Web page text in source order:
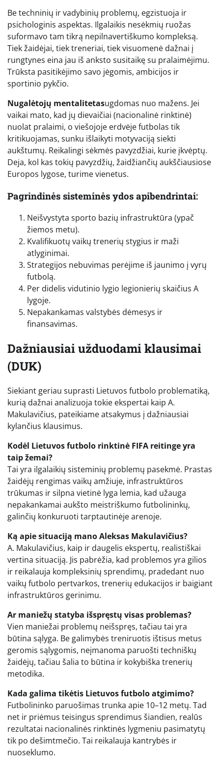
Be techninių ir vadybinių problemų, egzistuoja ir
psichologinis aspektas. Ilgalaikis nesėkmių ruožas
suformavo tam tikrą nepilnavertiškumo kompleksą.
Tiek žaidėjai, tiek treneriai, tiek visuomenė dažnai į
rungtynes eina jau iš anksto susitaikę su pralaimėjimu.
Trūksta pasitikėjimo savo jėgomis, ambicijos ir
sportinio pykčio.
Nugalėtojų mentalitetasugdomas nuo mažens. Jei
vaikai mato, kad jų dievaičiai (nacionalinė rinktinė)
nuolat pralaimi, o viešojoje erdvėje futbolas tik
kritikuojamas, sunku išlaikyti motyvaciją siekti
aukštumų. Reikalingi sėkmės pavyzdžiai, kurie įkvėptų.
Deja, kol kas tokių pavyzdžių, žaidžiančių aukščiausiose
Europos lygose, turime vienetus.
Pagrindinės sisteminės ydos apibendrintai:
Neišvystyta sporto bazių infrastruktūra (ypač
žiemos metu).
Kvalifikuotų vaikų trenerių stygius ir maži
atlyginimai.
Strategijos nebuvimas perėjime iš jaunimo į vyrų
futbolą.
Per didelis vidutinio lygio legionierių skaičius A
lygoje.
Nepakankamas valstybės dėmesys ir
finansavimas.
Dažniausiai užduodami klausimai
(DUK)
Siekiant geriau suprasti Lietuvos futbolo problematiką,
kurią dažnai analizuoja tokie ekspertai kaip A.
Makulavičius, pateikiame atsakymus į dažniausiai
kylančius klausimus.
Kodėl Lietuvos futbolo rinktinė FIFA reitinge yra
taip žemai?
Tai yra ilgalaikių sisteminių problemų pasekmė. Prastas
žaidėjų rengimas vaikų amžiuje, infrastruktūros
trūkumas ir silpna vietinė lyga lemia, kad užauga
nepakankamai aukšto meistriškumo futbolininkų,
galinčių konkuruoti tarptautinėje arenoje.
Ką apie situaciją mano Aleksas Makulavičius?
A. Makulavičius, kaip ir daugelis ekspertų, realistiškai
vertina situaciją. Jis pabrėžia, kad problemos yra gilios
ir reikalauja kompleksinių sprendimų, pradedant nuo
vaikų futbolo pertvarkos, trenerių edukacijos ir baigiant
infrastruktūros gerinimu.
Ar maniežų statyba išspręstų visas problemas?
Vien maniežai problemų neišspręs, tačiau tai yra
būtina sąlyga. Be galimybės treniruotis ištisus metus
geromis sąlygomis, neįmanoma paruošti techniškų
žaidėjų, tačiau šalia to būtina ir kokybiška trenerių
metodika.
Kada galima tikėtis Lietuvos futbolo atgimimo?
Futbolininko paruošimas trunka apie 10–12 metų. Tad
net ir priėmus teisingus sprendimus šiandien, realūs
rezultatai nacionalinės rinktinės lygmeniu pasimatytų
tik po dešimtmečio. Tai reikalauja kantrybės ir
nuoseklumo.